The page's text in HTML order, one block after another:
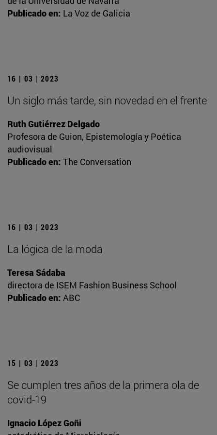
Publicado en: La Voz de Galicia
16 | 03 | 2023
Un siglo más tarde, sin novedad en el frente
Ruth Gutiérrez Delgado
Profesora de Guion, Epistemología y Poética
audiovisual
Publicado en: The Conversation
16 | 03 | 2023
La lógica de la moda
Teresa Sádaba
directora de ISEM Fashion Business School
Publicado en: ABC
15 | 03 | 2023
Se cumplen tres años de la primera ola de
covid-19
Ignacio López Goñi